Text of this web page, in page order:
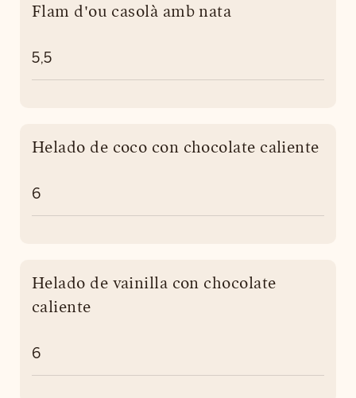
Flam d'ou casolà amb nata
5,5
Helado de coco con chocolate caliente
6
Helado de vainilla con chocolate
caliente
6